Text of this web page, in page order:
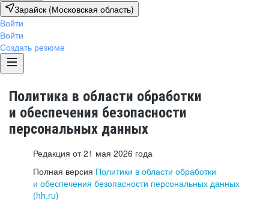
Зарайск (Московская область)
Войти
Войти
Создать резюме
Политика в области обработки
и обеспечения безопасности
персональных данных
Редакция от 21 мая 2026 года
Полная версия Политики в области обработки
и обеспечения безопасности персональных данных
(hh.ru)